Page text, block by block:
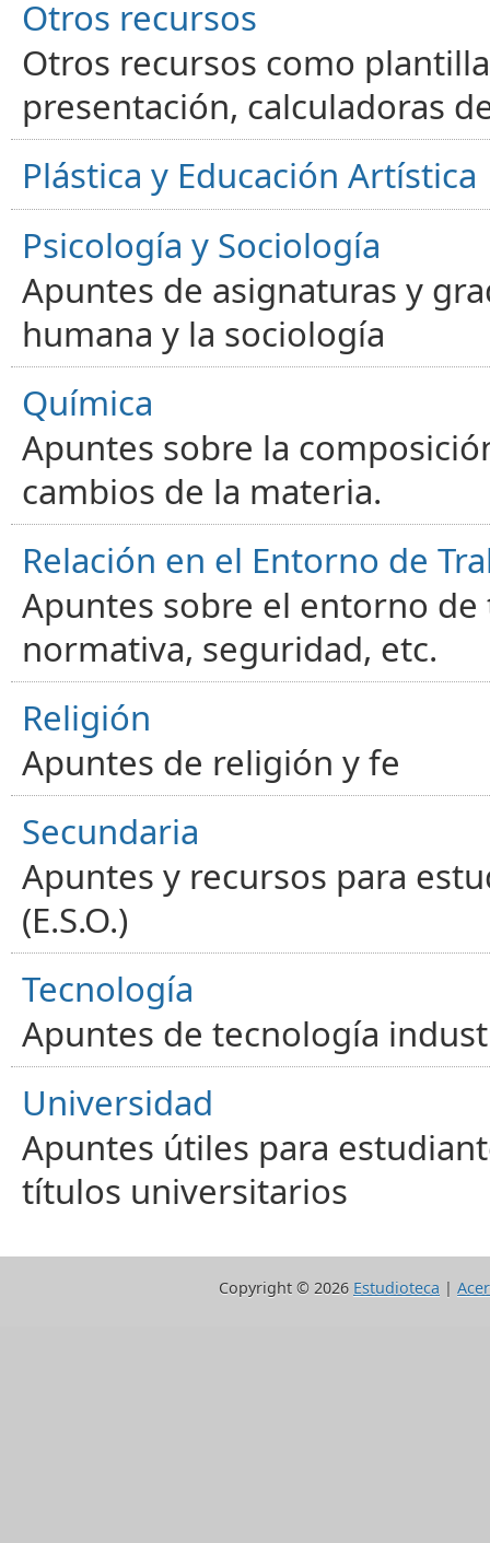
Otros recursos
Otros recursos como
presentación, calculadoras
Plástica y Educación Artística
Psicología y Sociología
Apuntes de asignaturas y
humana y la sociología
Química
Apuntes sobre la
cambios de la materia.
Relación en el Entorno de
Apuntes sobre el entorno
normativa, seguridad, etc.
Religión
Apuntes de religión y fe
Secundaria
Apuntes y recursos para
(E.S.O.)
Tecnología
Apuntes de tecnología
Universidad
Apuntes útiles para
títulos universitarios
Copyright © 2026 Estudioteca |